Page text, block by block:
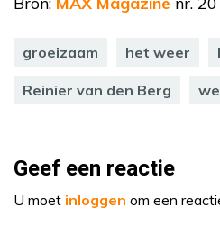
groeizaam het weer
Reinier van den Berg
Geef een reactie
U moet inloggen om een